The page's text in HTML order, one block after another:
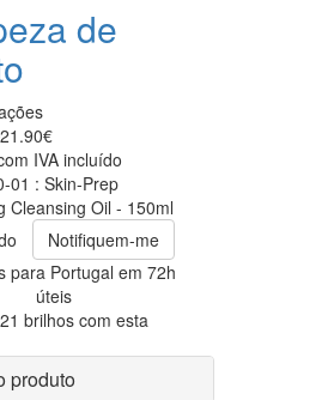
de
21.90€
IVA incluído
01 : Skin-Prep
Cleansing Oil - 150ml
Notifiquem-me
para Portugal em 72h
úteis
brilhos com esta
produto